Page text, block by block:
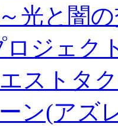
光と闇
ロジェク
ストタ
ン(アズ